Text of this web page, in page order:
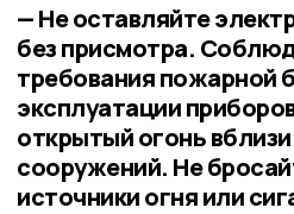
— Не оставляйте
без присмотра.
требования пожарной
эксплуатации
открытый огонь
сооружений. Не
источники огня или